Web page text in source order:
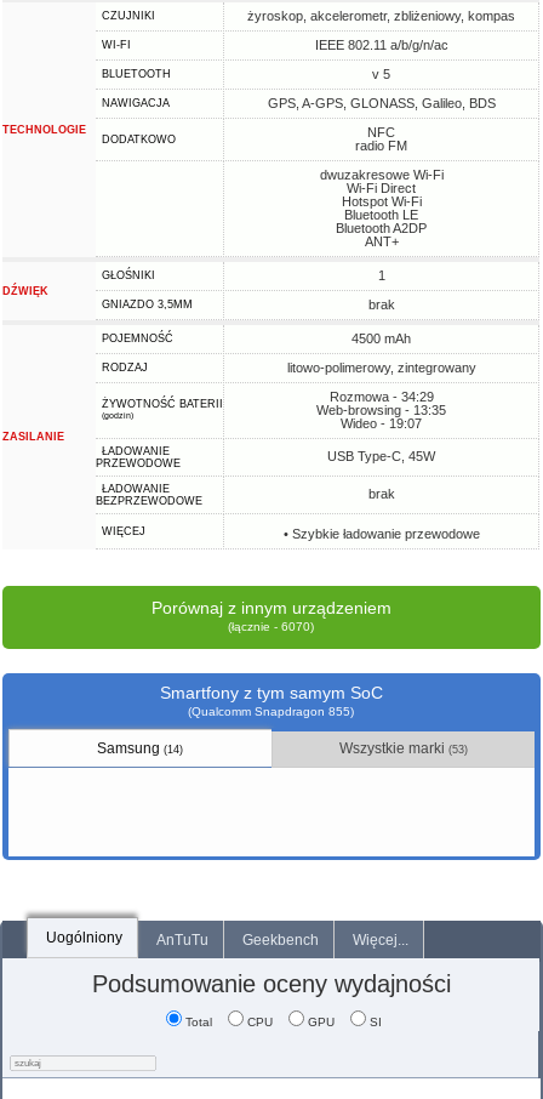
TECHNOLOGIE
CZUJNIKI żyroskop, akcelerometr, zbliżeniowy, kompas
WI-FI IEEE 802.11 a/b/g/n/ac
BLUETOOTH v 5
NAWIGACJA GPS, A-GPS, GLONASS, Galileo, BDS
DODATKOWO
NFC
radio FM
dwuzakresowe Wi-Fi
Wi-Fi Direct
Hotspot Wi-Fi
Bluetooth LE
Bluetooth A2DP
ANT+
DŹWIĘK
GŁOŚNIKI 1
GNIAZDO 3,5MM brak
ZASILANIE
POJEMNOŚĆ 4500 mAh
RODZAJ litowo-polimerowy, zintegrowany
ŻYWOTNOŚĆ BATERII
(godzin)
Rozmowa - 34:29
Web-browsing - 13:35
Wideo - 19:07
ŁADOWANIE
PRZEWODOWE
USB Type-C, 45W
ŁADOWANIE
BEZPRZEWODOWE
brak
WIĘCEJ • Szybkie ładowanie przewodowe
Porównaj z innym urządzeniem
(łącznie - 6070)
Smartfony z tym samym SoC
(Qualcomm Snapdragon 855)
Samsung(14) Wszystkie marki (53)
Uogólniony AnTuTu Geekbench Więcej...
Podsumowanie oceny wydajności
Total CPU GPU SI